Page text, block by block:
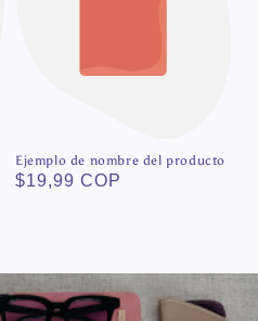
Ejemplo de nombre del producto
Precio
$19,99 COP